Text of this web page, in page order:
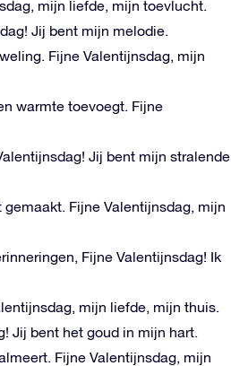
mijn liefde, mijn toevlucht.
Jij bent mijn melodie.
Fijne Valentijnsdag, mijn
warmte toevoegt. Fijne
Jij bent mijn stralende
Fijne Valentijnsdag, mijn
Fijne Valentijnsdag! Ik
mijn liefde, mijn thuis.
Jij bent het goud in mijn hart.
Fijne Valentijnsdag, mijn